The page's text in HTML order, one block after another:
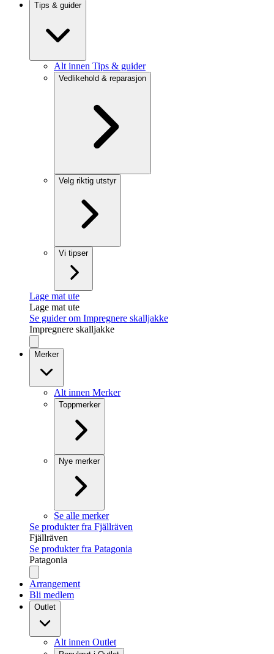
Tips & guider
Alt innen Tips & guider
Vedlikehold & reparasjon
Velg riktig utstyr
Vi tipser
Lage mat ute
Lage mat ute
Se guider om Impregnere skalljakke
Impregnere skalljakke
Merker
Alt innen Merker
Toppmerker
Nye merker
Se alle merker
Se produkter fra Fjällräven
Fjällräven
Se produkter fra Patagonia
Patagonia
Arrangement
Bli medlem
Outlet
Alt innen Outlet